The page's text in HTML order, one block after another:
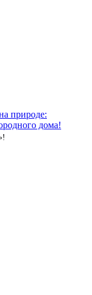
природе:
дома!